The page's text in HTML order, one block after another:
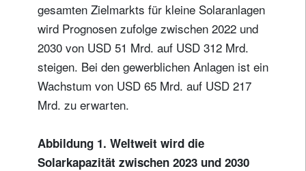
gesamten Zielmarkts für kleine Solaranlagen
wird Prognosen zufolge zwischen 2022 und
2030 von USD 51 Mrd. auf USD 312 Mrd.
steigen. Bei den gewerblichen Anlagen ist ein
Wachstum von USD 65 Mrd. auf USD 217
Mrd. zu erwarten.
Abbildung 1. Weltweit wird die
Solarkapazität zwischen 2023 und 2030